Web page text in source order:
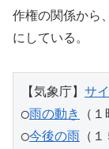
作権の関係から
にしている。
【気象庁】 サ
◯雨の動き
（
◯今後の雨 （